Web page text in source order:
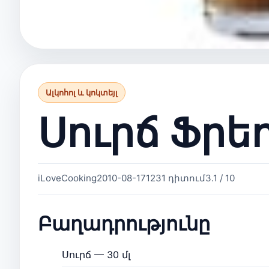
Ալկոհոլ և կոկտեյլ
Սուրճ
iLoveCooking2010-08-171231 դիտում3.1 / 10
Բաղադրությունը
Սուրճ — 30 մլ